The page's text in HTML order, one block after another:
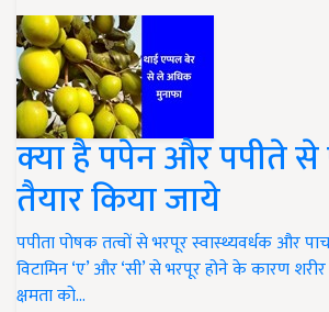
क्या है पपेन और पपीते
तैयार किया जाये
पपीता पोषक तत्वों से भरपूर स्वास्थ्यवर्धक और
विटामिन ‘ए’ और ‘सी’ से भरपूर होने के कारण
क्षमता को…